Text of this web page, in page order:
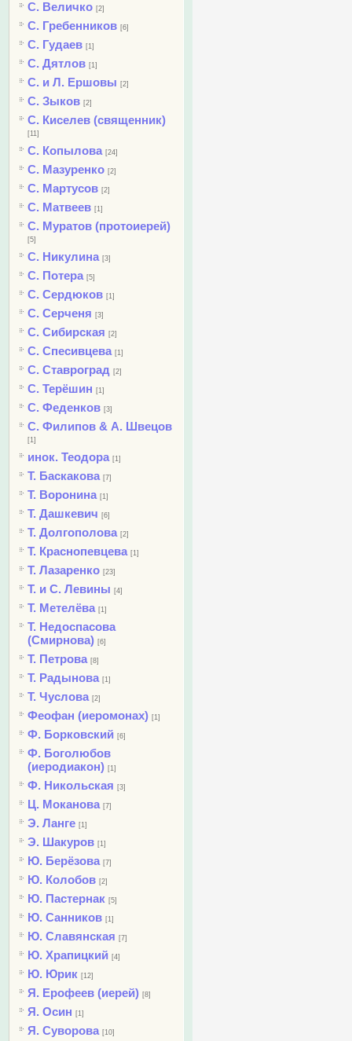
С. Величко [2]
С. Гребенников [6]
С. Гудаев [1]
С. Дятлов [1]
С. и Л. Ершовы [2]
С. Зыков [2]
С. Киселев (священник)
[11]
С. Копылова [24]
С. Мазуренко [2]
С. Мартусов [2]
С. Матвеев [1]
С. Муратов (протоиерей)
[5]
С. Никулина [3]
С. Потера [5]
С. Сердюков [1]
С. Серченя [3]
С. Сибирская [2]
С. Спесивцева [1]
С. Ставроград [2]
С. Терёшин [1]
С. Феденков [3]
С. Филипов & А. Швецов
[1]
инок. Теодора [1]
Т. Баскакова [7]
Т. Воронина [1]
Т. Дашкевич [6]
Т. Долгополова [2]
Т. Краснопевцева [1]
Т. Лазаренко [23]
Т. и С. Левины [4]
Т. Метелёва [1]
Т. Недоспасова
(Смирнова) [6]
Т. Петрова [8]
Т. Радынова [1]
Т. Чуслова [2]
Феофан (иеромонах) [1]
Ф. Борковский [6]
Ф. Боголюбов
(иеродиакон) [1]
Ф. Никольская [3]
Ц. Моканова [7]
Э. Ланге [1]
Э. Шакуров [1]
Ю. Берёзова [7]
Ю. Колобов [2]
Ю. Пастернак [5]
Ю. Санников [1]
Ю. Славянская [7]
Ю. Храпицкий [4]
Ю. Юрик [12]
Я. Ерофеев (иерей) [8]
Я. Осин [1]
Я. Суворова [10]